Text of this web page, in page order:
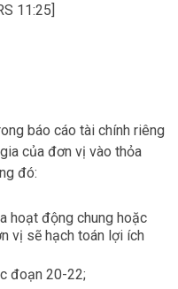
11:25]
báo cáo tài chính riêng
của đơn vị vào thỏa
đó:
hoạt động chung hoặc
vị sẽ hạch toán lợi ích
đoạn 20-22;